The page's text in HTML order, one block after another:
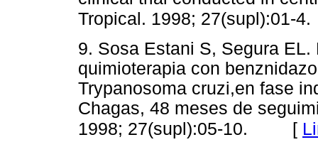
Tropical. 1998; 27(supl):01-4.
9. Sosa Estani S, Segura
quimioterapia con
Trypanosoma cruzi,en fase
Chagas, 48 meses de
1998; 27(supl):05-10.
[